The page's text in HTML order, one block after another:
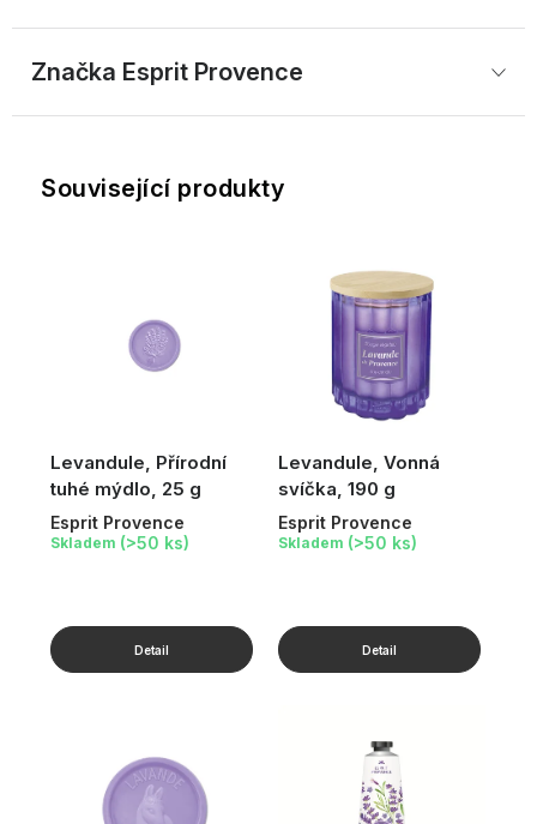
Značka Esprit Provence
Související produkty
Levandule, Přírodní
tuhé mýdlo, 25 g
Esprit Provence
Skladem (>50 ks)
Levandule, Vonná
svíčka, 190 g
Esprit Provence
Skladem (>50 ks)